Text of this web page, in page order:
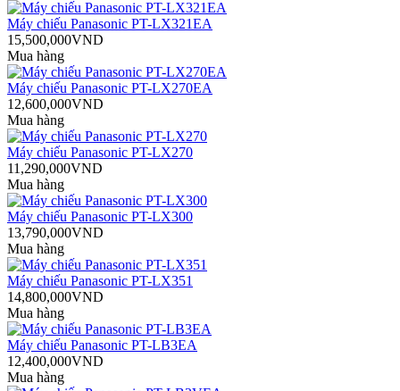
Máy chiếu Panasonic PT-LX321EA
15,500,000VND
Mua hàng
Máy chiếu Panasonic PT-LX270EA
12,600,000VND
Mua hàng
Máy chiếu Panasonic PT-LX270
11,290,000VND
Mua hàng
Máy chiếu Panasonic PT-LX300
13,790,000VND
Mua hàng
Máy chiếu Panasonic PT-LX351
14,800,000VND
Mua hàng
Máy chiếu Panasonic PT-LB3EA
12,400,000VND
Mua hàng